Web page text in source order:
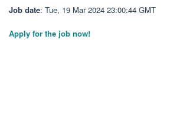
Job date: Tue, 19 Mar 2024 23:00:44 GMT
Apply for the job now!